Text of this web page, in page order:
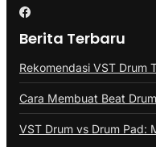
Berita Terbaru
Rekomendasi VST Drum
Cara Membuat Beat
VST Drum vs Drum Pad: